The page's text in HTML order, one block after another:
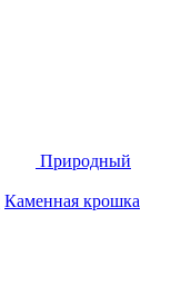
Природный
Каменная крошка